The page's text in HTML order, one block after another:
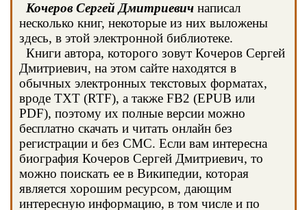
Кочеров Сергей Дмитриевич написал
несколько книг, некоторые из них выложены
здесь, в этой электронной библиотеке.
Книги автора, которого зовут Кочеров Сергей
Дмитриевич, на этом сайте находятся в
обычных электронных текстовых форматах,
вроде TXT (RTF), а также FB2 (EPUB или
PDF), поэтому их полные версии можно
бесплатно скачать и читать онлайн без
регистрации и без СМС. Если вам интересна
биография Кочеров Сергей Дмитриевич, то
можно поискать ее в Википедии, которая
является хорошим ресурсом, дающим
интересную информацию, в том числе и по